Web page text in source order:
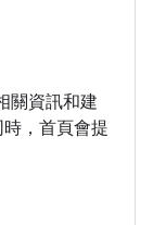
關資訊和建
，首頁會提